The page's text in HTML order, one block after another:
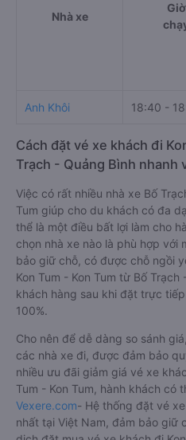
Nhà xe
Giờ
Anh Khôi 18:40 -
Cách đặt vé xe khách đi
Trạch - Quảng Bình nhanh
Việc có rất nhiều nhà xe Bố
Tum giúp cho du khách có đa
thể là một điều bất lợi làm cho
chọn nhà xe nào là phù hợp với
bảo giữ chỗ, có được chỗ ngồi
Kon Tum - Kon Tum từ Bố
khách hàng sau khi đặt trực
100%.
Cho nên để dễ dàng so sánh
các nhà xe đi, được đảm bảo
nhiều ưu đãi giảm giá vé xe
Tum - Kon Tum, hành khách có
Vexere.com- Hệ thống đặt vé
nhất tại Việt Nam, đảm bảo giữ